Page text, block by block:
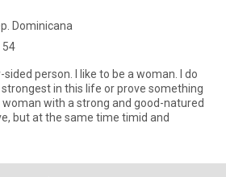
Dominicana
54
sided person. I like to be a woman. I do
in this life or prove something
with a strong and good-natured
but at the same time timid and